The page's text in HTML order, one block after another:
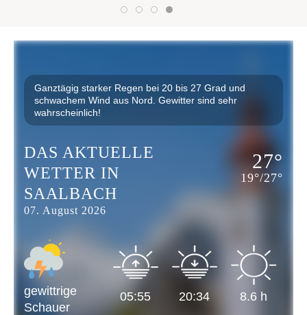
Activchalet Saalbach Winterurlaub 1
Slider Skiactiv 014
Activchalet Saalbach Winterurlaub
Slider Skiactiv 017
Ganztägig starker Regen bei 20 bis 27 Grad und
schwachem Wind aus Nord. Gewitter sind sehr
wahrscheinlich!
27°
19°/27°
DAS AKTUELLE
WETTER IN
SAALBACH
07. August 2026
gewittrige
Schauer
05:55 20:34 8.6h